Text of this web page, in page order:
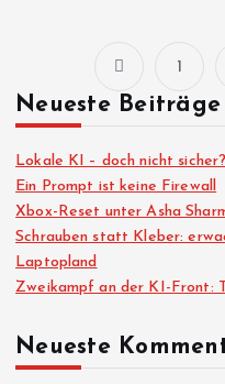
1
Neueste Beiträge
Lokale KI – doch nicht sicher?
Ein Prompt ist keine Firewall
Xbox-Reset unter Asha
Schrauben statt Kleber:
Laptopland
Zweikampf an der KI-Front:
Neueste